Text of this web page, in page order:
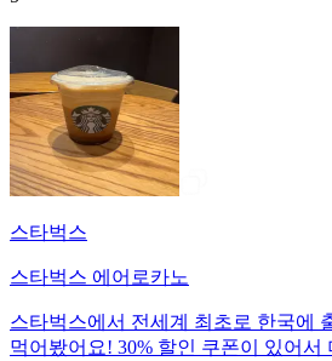
스타벅스
스타벅스 에어로카노
스타벅스에서 전세계 최초로 한국에
먹어봤어요! 30% 할인 쿠폰이 있어서